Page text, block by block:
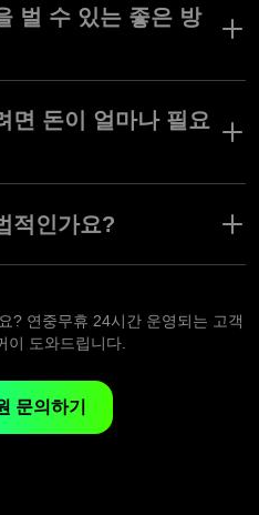
두가지 모두를 제공합니다. 직관
이스만 있다면 Forex 트레이딩 시
다.
벌 수 있는 좋은 방
을 내리는 교육받은 트레이더는
률이 높습니다.
면 돈이 얼마나 필요
.
적인가요?
? 연중무휴 24시간 운영되는 고객
이 도와드립니다.
문의하기